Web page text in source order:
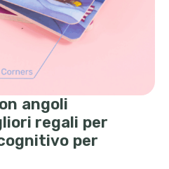
angoli
regali per
per